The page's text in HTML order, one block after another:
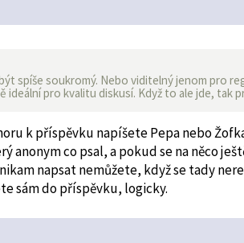
spíše soukromý. Nebo viditelný jenom pro
ideální pro kvalitu diskusí. Když to ale jde, tak
k příspěvku napíšete Pepa nebo
anonym co psal, a pokud se na něco
napsat nemůžete, když se tady
sám do příspěvku, logicky.